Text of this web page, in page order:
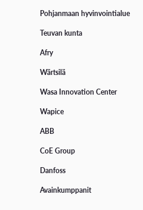
Uuden opiskelijan
OPINTOJEN TUKI
Esteetön opiskelu ja
Korkeakoulukuraattori
Avoimet työpaikat
Digivisio 2030
Pohjanmaan hyvinvointialue
Teuvan kunta
Afry
Wärtsilä
Wasa Innovation Center
Wapice
ABB
CoE Group
Danfoss
Avainkumppanit